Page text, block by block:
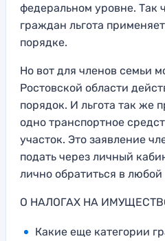
федеральном уровне. Так
граждан льгота
порядке.
Но вот для членов семьи
Ростовской области
порядок. И льгота так же
одно транспортное
участок. Это заявление
подать через личный
лично обратиться в
О НАЛОГАХ НА
Какие еще категории